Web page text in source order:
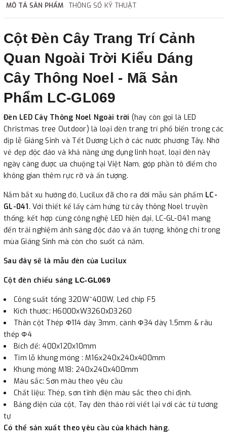
MÔ TẢ SẢN PHẨM THÔNG SỐ KỸ THUẬT
Cột Đèn Cây Trang Trí Cảnh
Quan Ngoài Trời Kiểu Dáng
Cây Thông Noel - Mã Sản
Phẩm LC-GL069
Đèn LED Cây Thông Noel Ngoài trời (hay còn gọi là LED
Christmas tree Outdoor) là loại đèn trang trí phổ biến trong các
dịp lễ Giáng Sinh và Tết Dương Lịch ở các nước phương Tây. Nhờ
vẻ đẹp độc đáo và khả năng ứng dụng linh hoạt, loại đèn này
ngày càng được ưa chuộng tại Việt Nam, góp phần tô điểm cho
không gian thêm rực rỡ và ấn tượng.
Nắm bắt xu hướng đó, Lucilux đã cho ra đời mẫu sản phẩm LC-
GL-041. Với thiết kế lấy cảm hứng từ cây thông Noel truyền
thống, kết hợp cùng công nghệ LED hiện đại, LC-GL-041 mang
đến trải nghiệm ánh sáng độc đáo và ấn tượng, không chỉ trong
mùa Giáng Sinh mà còn cho suốt cả năm.
Sau đây sẽ là mẫu đèn của Lucilux
Cột đèn chiếu sáng LC-GL069
Công suất tổng 320W~400W, Led chip F5
Kích thước: H6000xW3260xD3260
Thân cột Thép Φ114 dày 3mm, cành Φ34 dày 1.5mm & râu
thép Φ4
Bích đế: 400x120x10mm
Tim lỗ khung móng : M16x240x240x400mm
Khung móng M18: 240x240x400mm
Màu sắc: Sơn màu theo yêu cầu
Chất liệu: Thép, sơn tĩnh điện màu sắc theo chỉ định.
Bảng điện cửa cột, Tay đèn tháo rời viết lại với các từ tương
tự
Có thể sản xuất theo yêu cầu của khách hàng.